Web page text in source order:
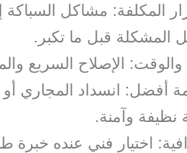
المكلفة: مشاكل
المشكلة قبل ما تكبر.
والوقت: الإصلاح السريع
أفضل: انسداد المجاري أو
نظيفة وآمنة.
اختيار فني عنده